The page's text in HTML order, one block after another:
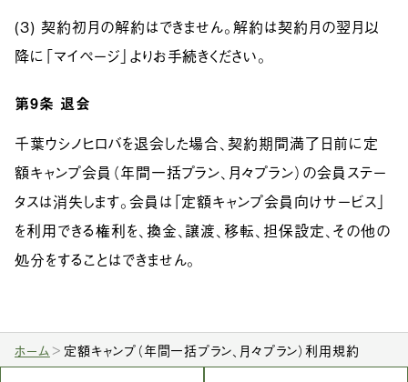
(3) 契約初月の解約はできません。解約は契約月の翌月以
降に「マイページ」よりお手続きください。
第9条 退会
千葉ウシノヒロバを退会した場合、契約期間満了日前に定
額キャンプ会員（年間一括プラン、月々プラン）の会員ステー
タスは消失します。会員は「定額キャンプ会員向けサービス」
を利用できる権利を、換金、譲渡、移転、担保設定、その他の
処分をすることはできません。
ホーム 定額キャンプ（年間一括プラン、月々プラン）利用規約